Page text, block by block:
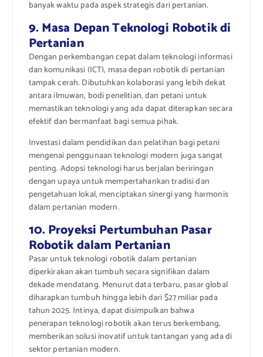
banyak waktu pada aspek strategis dari pertanian.
9. Masa Depan Teknologi Robotik di
Pertanian
Dengan perkembangan cepat dalam teknologi informasi
dan komunikasi (ICT), masa depan robotik di pertanian
tampak cerah. Dibutuhkan kolaborasi yang lebih dekat
antara ilmuwan, bodi penelitian, dan petani untuk
memastikan teknologi yang ada dapat diterapkan secara
efektif dan bermanfaat bagi semua pihak.
Investasi dalam pendidikan dan pelatihan bagi petani
mengenai penggunaan teknologi modern juga sangat
penting. Adopsi teknologi harus berjalan beriringan
dengan upaya untuk mempertahankan tradisi dan
pengetahuan lokal, menciptakan sinergi yang harmonis
dalam pertanian modern.
10. Proyeksi Pertumbuhan Pasar
Robotik dalam Pertanian
Pasar untuk teknologi robotik dalam pertanian
diperkirakan akan tumbuh secara signifikan dalam
dekade mendatang. Menurut data terbaru, pasar global
diharapkan tumbuh hingga lebih dari $27 miliar pada
tahun 2025. Intinya, dapat disimpulkan bahwa
penerapan teknologi robotik akan terus berkembang,
memberikan solusi inovatif untuk tantangan yang ada di
sektor pertanian modern.